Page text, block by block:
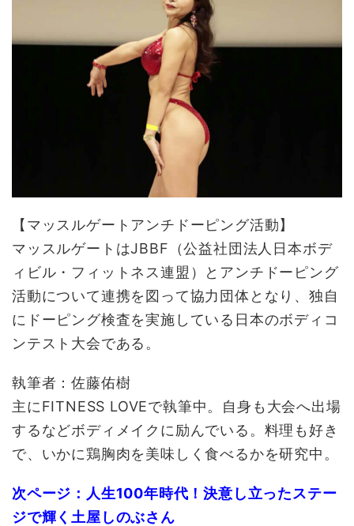
【マッスルゲートアンチドーピング活動】
マッスルゲートはJBBF（公益社団法人日本ボデ
ィビル・フィットネス連盟）とアンチドーピング
活動について連携を図って協力団体となり、独自
にドーピング検査を実施している日本のボディコ
ンテスト大会である。
執筆者：佐藤佑樹
主にFITNESS LOVEで執筆中。自身も大会へ出場
するなどボディメイクに励んでいる。料理も好き
で、いかに鶏胸肉を美味しく食べるかを研究中。
次ページ：人生100年時代！決意し立ったステー
ジで輝く土屋しのぶさん